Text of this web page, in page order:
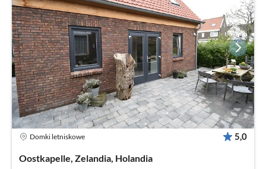
Domki letniskowe 5,0
Oostkapelle, Zelandia, Holandia